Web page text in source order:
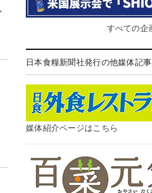
すべての企
日本食糧新聞社発行の他媒体記事
媒体紹介ページはこちら